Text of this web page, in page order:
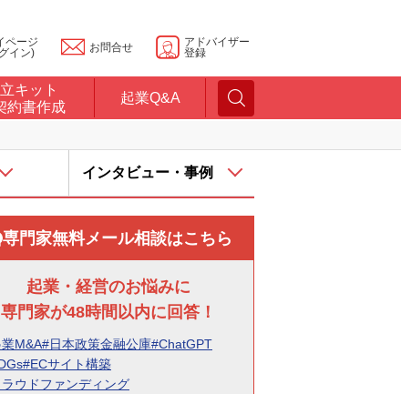
ページ
イン)
お問合せ
アドバイザー
登録
キット
約書作成
起業Q&A
インタビュー・事例
専門家無料メール相談はこちら
起業・経営のお悩みに
専門家が48時間以内に回答！
M&A#日本政策金融公庫#ChatGPT
#ECサイト構築
ウドファンディング